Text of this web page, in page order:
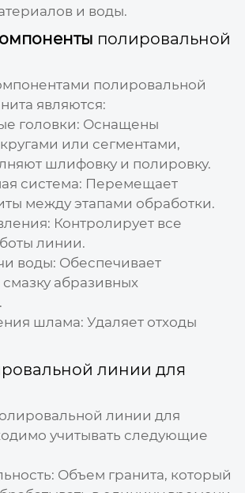
и воды.
полировальной
полировальной
являются:
головки: Оснащены
или сегментами,
шлифовку и полировку.
система: Перемещает
между этапами обработки.
Контролирует все
линии.
воды: Обеспечивает
абразивных
шлама: Удаляет отходы
линии для
линии для
учитывать следующие
Объем гранита, который